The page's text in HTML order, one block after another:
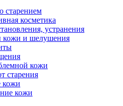
старением
косметика
устранения
кожи и шелушения
кожи
старения
кожи
кожи